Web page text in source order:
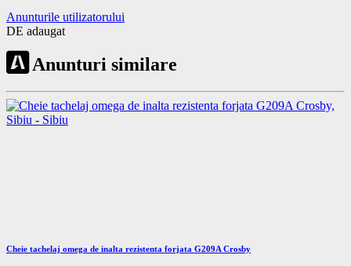
Anunturile utilizatorului
DE adaugat
Anunturi similare
Cheie tachelaj omega de inalta rezistenta forjata G209A Crosby